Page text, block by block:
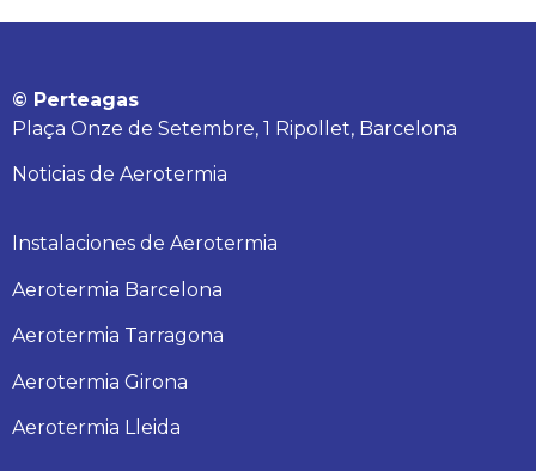
© Perteagas
Plaça Onze de Setembre, 1 Ripollet, Barcelona
Noticias de Aerotermia
Instalaciones de Aerotermia
Aerotermia Barcelona
Aerotermia Tarragona
Aerotermia Girona
Aerotermia Lleida